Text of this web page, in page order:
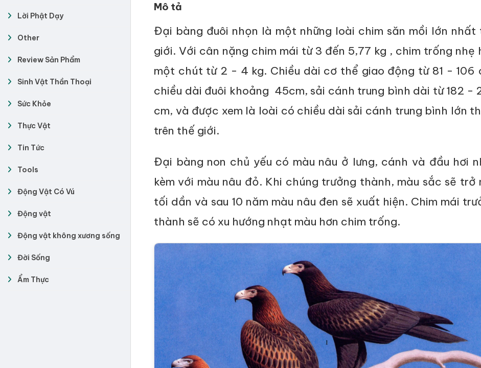
Lời Phật Dạy
Other
Review Sản Phẩm
Sinh Vật Thần Thoại
Sức Khỏe
Thực Vật
Tin Tức
Tools
Động Vật Có Vú
Động vật
Động vật không xương sống
Đời Sống
Ẩm Thực
Mô tả
Đại bàng đuôi nhọn là một những loài chim săn mồi lớn nhất
giới. Với cân nặng chim mái từ 3 đến 5,77 kg , chim trống nhẹ
một chút từ 2 - 4 kg. Chiều dài cơ thể giao động từ 81 - 106
chiều dài đuôi khoảng 45cm, sải cánh trung bình dài từ 182 -
cm, và được xem là loài có chiều dài sải cánh trung bình lớn
trên thế giới.
Đại bàng non chủ yếu có màu nâu ở lưng, cánh và đầu hơi
kèm với màu nâu đỏ. Khi chúng trưởng thành, màu sắc sẽ trở
tối dần và sau 10 năm màu nâu đen sẽ xuất hiện. Chim mái
thành sẽ có xu hướng nhạt màu hơn chim trống.